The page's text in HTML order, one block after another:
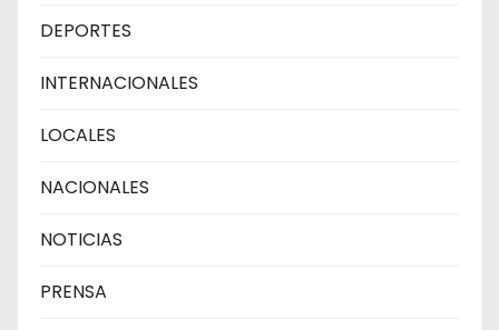
DEPORTES
INTERNACIONALES
LOCALES
NACIONALES
NOTICIAS
PRENSA